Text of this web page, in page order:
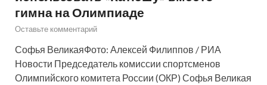
гимна на Олимпиаде
Оставьте комментарий
Софья ВеликаяФото: Алексей Филиппов / РИА
Новости Председатель комиссии спортсменов
Олимпийского комитета России (ОКР) Софья Великая